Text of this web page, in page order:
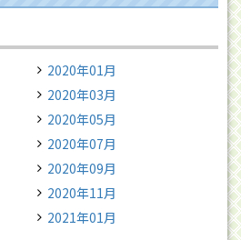
2020年01月
2020年03月
2020年05月
2020年07月
2020年09月
2020年11月
2021年01月